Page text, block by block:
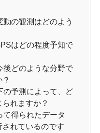
の観測はどのよう
はどの程度予知で
後どのような分野で
の予測によって、ど
れますか？
て得られたデータ
れているのです